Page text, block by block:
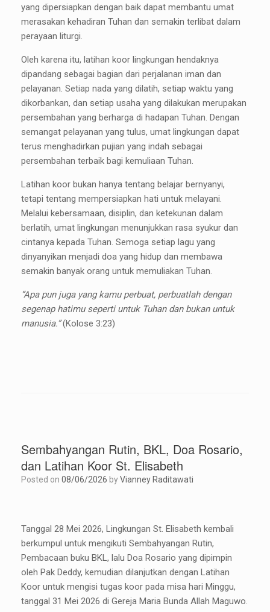
yang dipersiapkan dengan baik dapat membantu umat
merasakan kehadiran Tuhan dan semakin terlibat dalam
perayaan liturgi.
Oleh karena itu, latihan koor lingkungan hendaknya
dipandang sebagai bagian dari perjalanan iman dan
pelayanan. Setiap nada yang dilatih, setiap waktu yang
dikorbankan, dan setiap usaha yang dilakukan merupakan
persembahan yang berharga di hadapan Tuhan. Dengan
semangat pelayanan yang tulus, umat lingkungan dapat
terus menghadirkan pujian yang indah sebagai
persembahan terbaik bagi kemuliaan Tuhan.
Latihan koor bukan hanya tentang belajar bernyanyi,
tetapi tentang mempersiapkan hati untuk melayani.
Melalui kebersamaan, disiplin, dan ketekunan dalam
berlatih, umat lingkungan menunjukkan rasa syukur dan
cintanya kepada Tuhan. Semoga setiap lagu yang
dinyanyikan menjadi doa yang hidup dan membawa
semakin banyak orang untuk memuliakan Tuhan.
“Apa pun juga yang kamu perbuat, perbuatlah dengan
segenap hatimu seperti untuk Tuhan dan bukan untuk
manusia.”(Kolose 3:23)
Sembahyangan Rutin, BKL, Doa Rosario,
dan Latihan Koor St. Elisabeth
Posted on 08/06/2026 byVianney Raditawati
Tanggal 28 Mei 2026, Lingkungan St. Elisabeth kembali
berkumpul untuk mengikuti Sembahyangan Rutin,
Pembacaan buku BKL, lalu Doa Rosario yang dipimpin
oleh Pak Deddy, kemudian dilanjutkan dengan Latihan
Koor untuk mengisi tugas koor pada misa hari Minggu,
tanggal 31 Mei 2026 di Gereja Maria Bunda Allah Maguwo.